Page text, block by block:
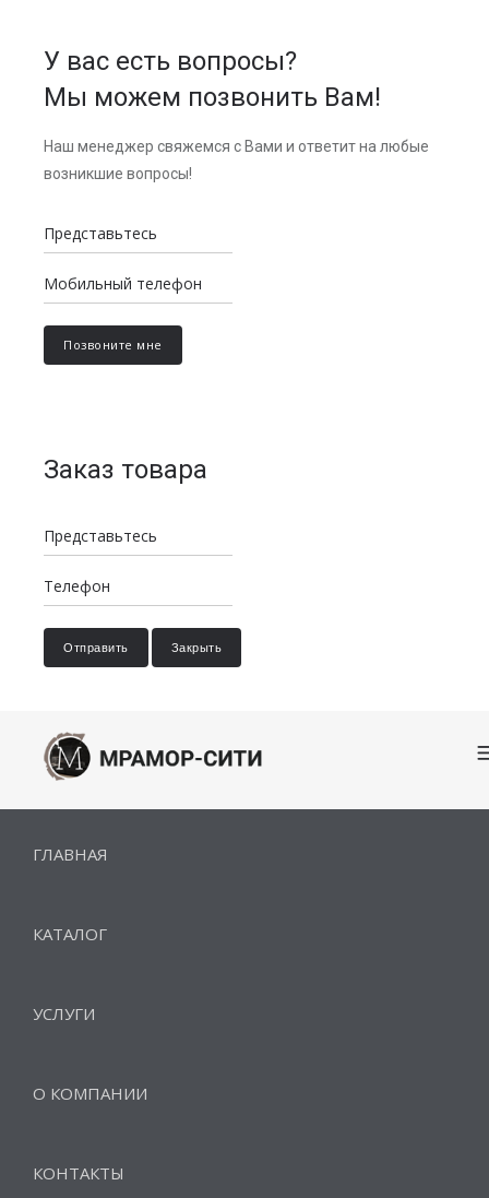
У вас есть вопросы?
Мы можем позвонить Вам!
Наш менеджер свяжемся с Вами и ответит на любые
возникшие вопросы!
Заказ товара
Отправить Закрыть
ГЛАВНАЯ
КАТАЛОГ
УСЛУГИ
О КОМПАНИИ
КОНТАКТЫ